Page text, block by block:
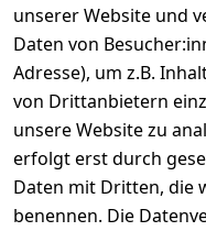
unserer Website und
Daten von
Adresse), um z.B.
von Drittanbietern
unsere Website zu
erfolgt erst durch
Daten mit Dritten, die
benennen. Die